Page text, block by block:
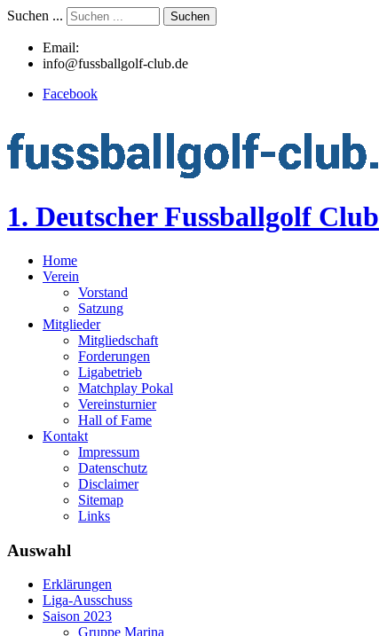
Suchen ... Suchen
Email:
info@fussballgolf-club.de
Facebook
1. Deutscher Fussballgolf Club
Home
Verein
Vorstand
Satzung
Mitglieder
Mitgliedschaft
Forderungen
Ligabetrieb
Matchplay Pokal
Vereinsturnier
Hall of Fame
Kontakt
Impressum
Datenschutz
Disclaimer
Sitemap
Links
Auswahl
Erklärungen
Liga-Ausschuss
Saison 2023
Gruppe Marina